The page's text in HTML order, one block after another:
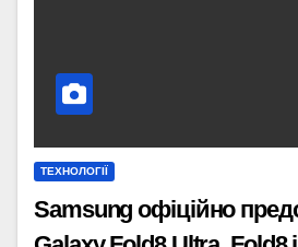
ТЕХНОЛОГІЇ
Samsung офіційно